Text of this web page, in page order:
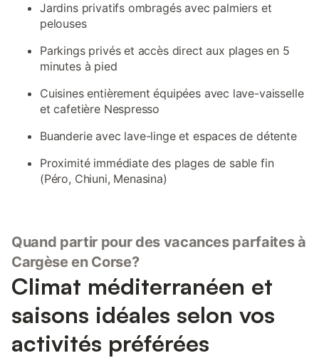
Jardins privatifs ombragés avec palmiers et
pelouses
Parkings privés et accès direct aux plages en 5
minutes à pied
Cuisines entièrement équipées avec lave-vaisselle
et cafetière Nespresso
Buanderie avec lave-linge et espaces de détente
Proximité immédiate des plages de sable fin
(Péro, Chiuni, Menasina)
Quand partir pour des vacances parfaites à
Cargèse en Corse?
Climat méditerranéen et
saisons idéales selon vos
activités préférées